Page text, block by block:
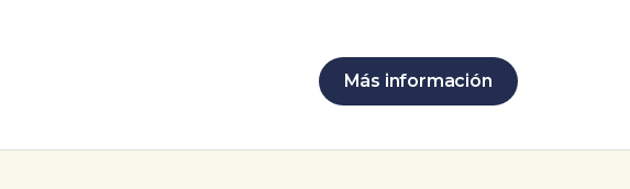
Más información